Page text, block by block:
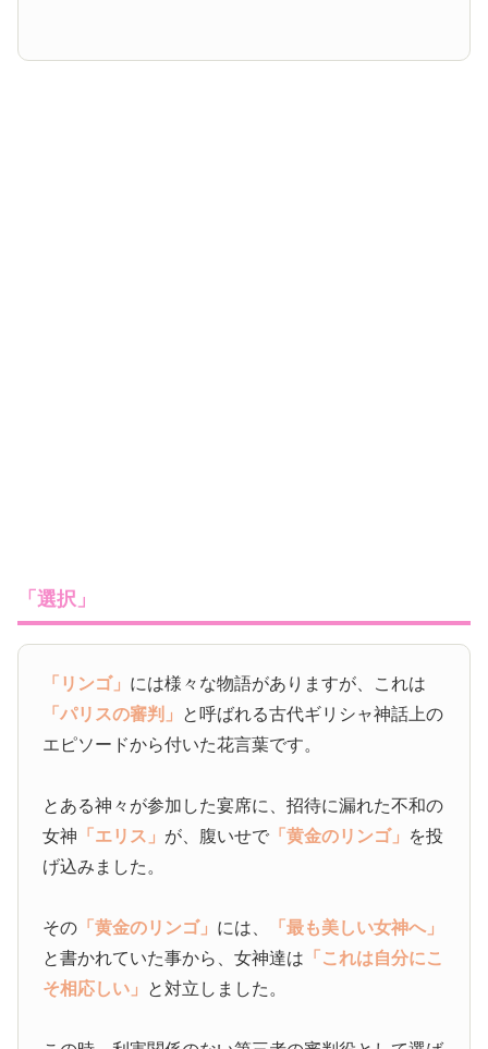
「選択」
「リンゴ」 には様々な物語がありますが、これは
「パリスの審判」 と呼ばれる古代ギリシャ神話上の
エピソードから付いた花言葉です。
とある神々が参加した宴席に、招待に漏れた不和の
女神 「エリス」 が、腹いせで 「黄金のリンゴ」 を投
げ込みました。
その 「黄金のリンゴ」 には、
「最も美しい女神へ」
と書かれていた事から、女神達は 「これは自分にこ
そ相応しい」 と対立しました。